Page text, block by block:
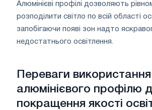
Алюмінієві профілі дозволяють
розподілити світло по всій області
запобігаючи появі зон надто
недостатнього освітлення.
Переваги використання
алюмінієвого профілю
покращення якості